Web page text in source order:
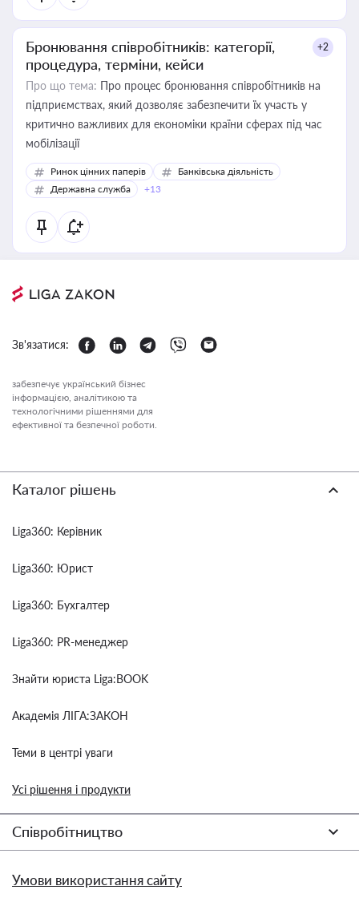
Бронювання співробітників: категорії,
процедура, терміни, кейси
+2
Про що тема: Про процес бронювання співробітників на
підприємствах, який дозволяє забезпечити їх участь у
критично важливих для економіки країни сферах під час
мобілізації
Ринок цінних паперів
Банківська діяльність
Державна служба
+13
Зв'язатися:
забезпечує український бізнес
інформацією, аналітикою та
технологічними рішеннями для
ефективної та безпечної роботи.
Каталог рішень
Liga360: Керівник
Liga360: Юрист
Liga360: Бухгалтер
Liga360: PR-менеджер
Знайти юриста Liga:BOOK
Академія ЛІГА:ЗАКОН
Теми в центрі уваги
Усі рішення і продукти
Співробітництво
Умови використання сайту